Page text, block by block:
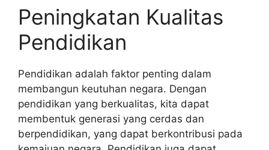
Peningkatan Kualitas
Pendidikan
Pendidikan adalah faktor penting dalam
membangun keutuhan negara. Dengan
pendidikan yang berkualitas, kita dapat
membentuk generasi yang cerdas dan
berpendidikan, yang dapat berkontribusi pada